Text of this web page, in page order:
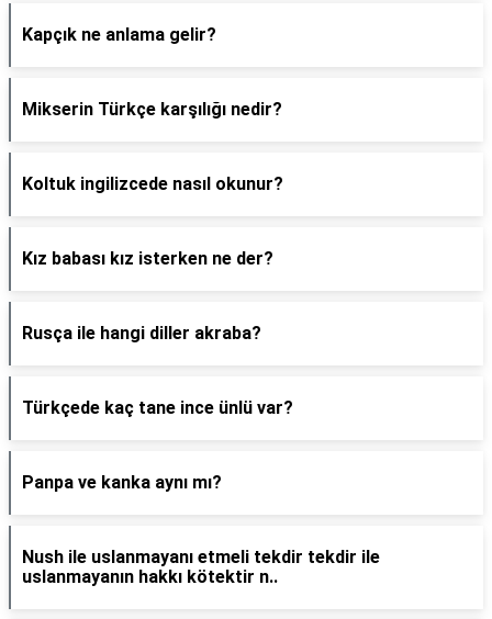
Kapçık ne anlama gelir?
Mikserin Türkçe karşılığı nedir?
Koltuk ingilizcede nasıl okunur?
Kız babası kız isterken ne der?
Rusça ile hangi diller akraba?
Türkçede kaç tane ince ünlü var?
Panpa ve kanka aynı mı?
Nush ile uslanmayanı etmeli tekdir tekdir ile
uslanmayanın hakkı kötektir n..